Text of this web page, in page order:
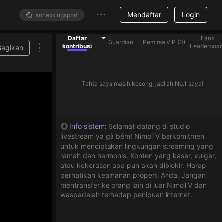
Mendaftar Login
Berikan gift berlian untuk membantu streamer yang ada di dalam daftar
Daftar
kontribusi
Guardian Pemirsa VIP (0)
Fans
Tahta saya masih kosong, jadilah No.1 saya!
Info sistem: Selamat datang di studio
livestream ya gà bẻm! NimoTV berkomitmen
untuk menciptakan lingkungan streaming yang
ramah dan harmonis. Konten yang kasar, vulgar,
atau kekerasan apa pun akan diblokir. Harap
perhatikan keamanan properti Anda. Jangan
mentransfer ke orang lain di luar NimoTV dan
waspadalah terhadap penipuan internet.